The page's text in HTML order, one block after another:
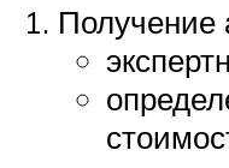
Получение